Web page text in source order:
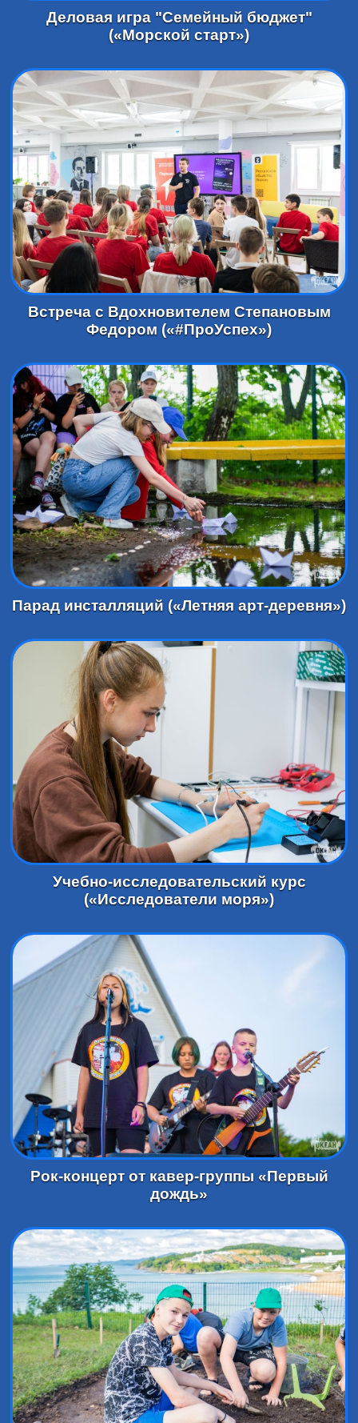
Деловая игра "Семейный бюджет"
(«Морской старт»)
Встреча с Вдохновителем Степановым
Федором («#ПроУспех»)
Парад инсталляций («Летняя арт-деревня»)
Учебно-исследовательский курс
(«Исследователи моря»)
Рок-концерт от кавер-группы «Первый
дождь»